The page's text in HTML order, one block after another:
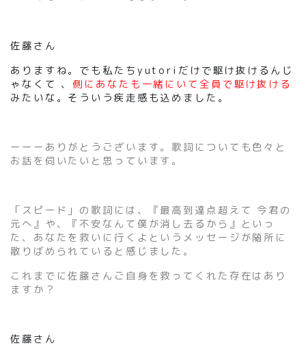
佐藤さん
ありますね。でも私たちyutoriだけで駆け抜けるんじ
ゃなくて 、側にあなたも一緒にいて全員で駆け抜ける
みたいな。そういう疾走感も込めました。
ーーーありがとうございます。歌詞についても色々と
お話を伺いたいと思っています。
「スピード」の歌詞には、『最高到達点超えて 今君の
元へ』や、『不安なんて僕が消し去るから』といっ
た、あなたを救いに行くよというメッセージが随所に
散りばめられていると感じました。
これまでに佐藤さんご自身を救ってくれた存在はあり
ますか？
佐藤さん